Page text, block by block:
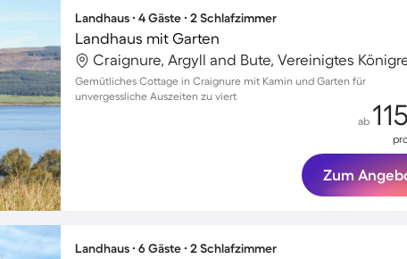
Landhaus ∙ 4 Gäste ∙ 2 Schlafzimmer
Landhaus mit Garten
Craignure, Argyll and Bute, Vereinigtes
Gemütliches Cottage in Craignure mit Kamin und Garten für
unvergessliche Auszeiten zu viert
ab
Zum
Landhaus ∙ 6 Gäste ∙ 2 Schlafzimmer